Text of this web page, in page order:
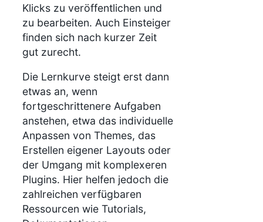
Klicks zu veröffentlichen und
zu bearbeiten. Auch Einsteiger
finden sich nach kurzer Zeit
gut zurecht.
Die Lernkurve steigt erst dann
etwas an, wenn
fortgeschrittenere Aufgaben
anstehen, etwa das individuelle
Anpassen von Themes, das
Erstellen eigener Layouts oder
der Umgang mit komplexeren
Plugins. Hier helfen jedoch die
zahlreichen verfügbaren
Ressourcen wie Tutorials,